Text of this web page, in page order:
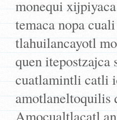
monequi
temaca nopa
tlahuilancayotl
quen itepostzajca
cuatlamintli catli
amotlaneltoquilis
Amocualtlacatl